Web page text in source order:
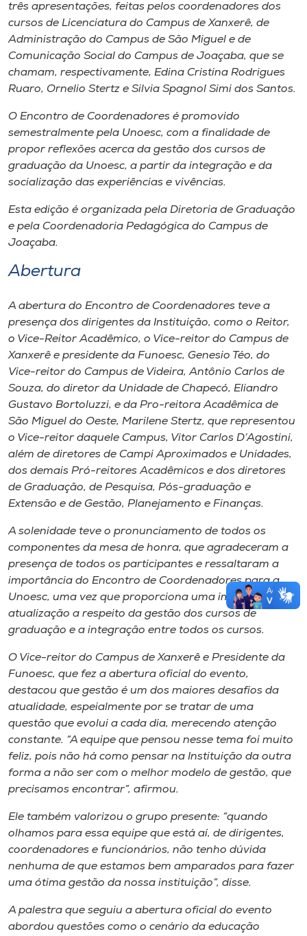
três apresentações, feitas pelos coordenadores dos
cursos de Licenciatura do Campus de Xanxerê, de
Administração do Campus de São Miguel e de
Comunicação Social do Campus de Joaçaba, que se
chamam, respectivamente, Edina Cristina Rodrigues
Ruaro, Ornelio Stertz e Silvia Spagnol Simi dos Santos.
O Encontro de Coordenadores é promovido
semestralmente pela Unoesc, com a finalidade de
propor reflexões acerca da gestão dos cursos de
graduação da Unoesc, a partir da integração e da
socialização das experiências e vivências.
Esta edição é organizada pela Diretoria de Graduação
e pela Coordenadoria Pedagógica do Campus de
Joaçaba.
Abertura
A abertura do Encontro de Coordenadores teve a
presença dos dirigentes da Instituição, como o Reitor,
o Vice-Reitor Acadêmico, o Vice-reitor do Campus de
Xanxerê e presidente da Funoesc, Genesio Téo, do
Vice-reitor do Campus de Videira, Antônio Carlos de
Souza, do diretor da Unidade de Chapecó, Eliandro
Gustavo Bortoluzzi, e da Pro-reitora Acadêmica de
São Miguel do Oeste, Marilene Stertz, que representou
o Vice-reitor daquele Campus, Vitor Carlos D’Agostini,
além de diretores de Campi Aproximados e Unidades,
dos demais Pró-reitores Acadêmicos e dos diretores
de Graduação, de Pesquisa, Pós-graduação e
Extensão e de Gestão, Planejamento e Finanças.
A solenidade teve o pronunciamento de todos os
componentes da mesa de honra, que agradeceram a
presença de todos os participantes e ressaltaram a
importância do Encontro de Coordenadores para a
Unoesc, uma vez que proporciona uma importante
atualização a respeito da gestão dos cursos de
graduação e a integração entre todos os cursos.
O Vice-reitor do Campus de Xanxerê e Presidente da
Funoesc, que fez a abertura oficial do evento,
destacou que gestão é um dos maiores desafios da
atualidade, espeialmente por se tratar de uma
questão que evolui a cada dia, merecendo atenção
constante. “A equipe que pensou nesse tema foi muito
feliz, pois não há como pensar na Instituição da outra
forma a não ser com o melhor modelo de gestão, que
precisamos encontrar”, afirmou.
Ele também valorizou o grupo presente: “quando
olhamos para essa equipe que está aí, de dirigentes,
coordenadores e funcionários, não tenho dúvida
nenhuma de que estamos bem amparados para fazer
uma ótima gestão da nossa instituição”, disse.
A palestra que seguiu a abertura oficial do evento
abordou questões como o cenário da educação